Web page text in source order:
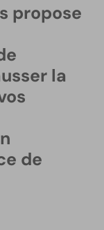
propose
la
de